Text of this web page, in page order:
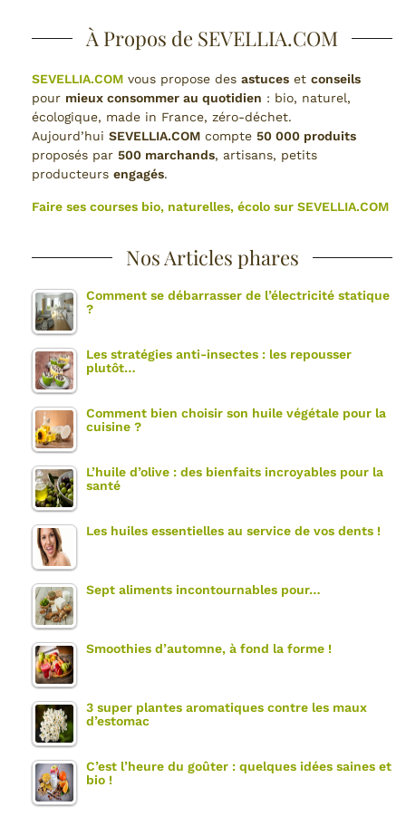
À Propos de SEVELLIA.COM
SEVELLIA.COM vous propose des astuces et conseils
pour mieux consommer au quotidien : bio, naturel,
écologique, made in France, zéro-déchet.
Aujourd’hui SEVELLIA.COM compte 50 000 produits
proposés par 500 marchands, artisans, petits
producteurs engagés.
Faire ses courses bio, naturelles, écolo sur SEVELLIA.COM
Nos Articles phares
Comment se débarrasser de l’électricité statique
?
Les stratégies anti-insectes : les repousser
plutôt…
Comment bien choisir son huile végétale pour la
cuisine ?
L’huile d’olive : des bienfaits incroyables pour la
santé
Les huiles essentielles au service de vos dents !
Sept aliments incontournables pour…
Smoothies d’automne, à fond la forme !
3 super plantes aromatiques contre les maux
d’estomac
C’est l’heure du goûter : quelques idées saines et
bio !